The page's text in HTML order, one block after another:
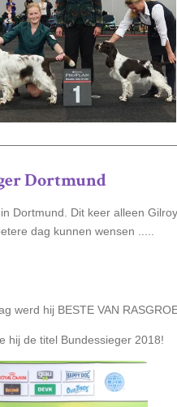
Dortmund
Dortmund. Dit keer alleen
dag kunnen wensen .....
werd hij BESTE VAN
hij de titel Bundessieger 2018!